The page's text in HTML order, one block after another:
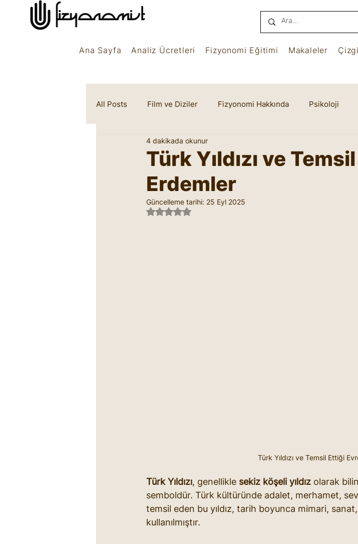
Ana Sayfa Analiz Ücretleri Fizyonomi Eğitimi Makaleler
All Posts Film ve Diziler Fizyonomi Hakkında Psikoloji
Rüya Sembolleri Marifetname
Türk Yıldızı ve
Erdemler
4 dakikada okunur
Güncelleme tarihi: 25 Eyl 2025
5 üzerinden NaN yıldız
Türk Yıldızı ve Temsil Ettiği
Türk Yıldızı, genellikle sekiz köşeli yıldız olarak
semboldür. Türk kültüründe adalet, merhamet,
temsil eden bu yıldız, tarih boyunca mimari,
kullanılmıştır.